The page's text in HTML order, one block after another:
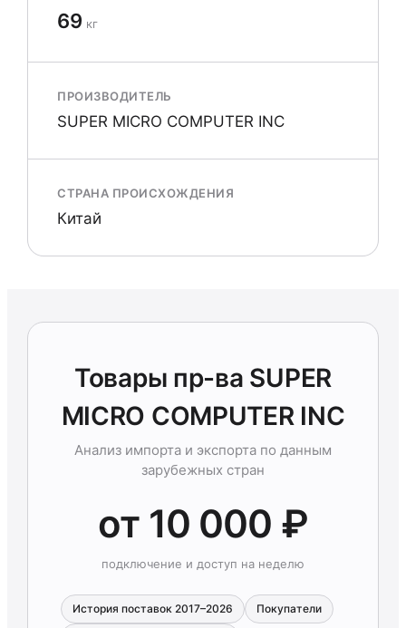
69 кг
ПРОИЗВОДИТЕЛЬ
SUPER MICRO COMPUTER INC
СТРАНА ПРОИСХОЖДЕНИЯ
Китай
Товары пр-ва SUPER
MICRO COMPUTER INC
Анализ импорта и экспорта по данным
зарубежных стран
от 10 000 ₽
подключение и доступ на неделю
История поставок 2017–2026 Покупатели